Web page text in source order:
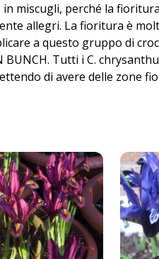
miscugli, perché la
allegri. La fioritura è
a questo gruppo di
BUNCH. Tutti i C.
di avere delle zone